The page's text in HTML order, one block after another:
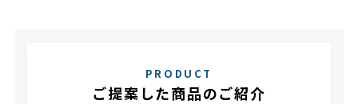
PRODUCT
ご提案した商品のご紹介